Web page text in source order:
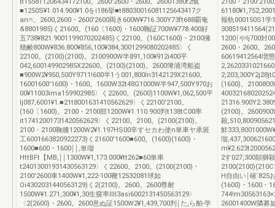
B155811206434172100。2600'2600・2600。26001380f2慨
■1250S¥1.014.900¥1.0をi186挙■t88030016081125643417ク
an∩。2600,2600・2600'2600両き600W¥716.300Y73ft688覇奄
&8801985)く21600。(160〔1600)・1600鞠証700W¥778.400好
五738¥821.9001199070202485)く22100。(160C1600)・2100擁
穂鹸800W¥836.800¥856,100¥384,3001299080202485〉く
22100。(2100)(2100)。2100900W半891,100¥912i400平
042,600149902985X22600。(2100)(2100)。2600簿浦湾船盗
■900W2¥950,500Y9711!600半1う001,800ln3142129X21600。
16001600'1600)・1600。1600W32t48G1000W半947,500Y970お
00¥11003ima159902985〉く22600。(2600)1100W¥1,062,500平
lj087,6001¥1.■21t8001631410562629〉く22100'2100。
(160〔1600)。2100・2100部1200W¥1.110.900判t138tC00率
it17412001731420562629〉く22100。2100。(2100(2100)。
2100・2100鞠膝1200W2¥1.197HS00辛すセカわ使n単車ヤ承斑
工6001663820922273)く21600'1600■600。(1600)(1600)・
1600■600・1600￨￨,単瑠
HttBFt【MB,￨￨1300W¥1,173.000¥tt262■60単車
t24013001931430563129〉く22600。2100。(2100(2100)・
2100'2600車1400W¥1,222‐100鞭12532081球如
Oi4302031440563129)く2(2100)。2600。2600尊耐
1500W¥1.271,300¥1,30生窺率lⅢ3asi6002131450563129〉
〈2(2600)・2600。2600意ぬ証1500W2¥1,439,700判￨た,ら舶‐学
2100・
報軌000150S1学
1200￨やlj700対
2600・2600。
60619412564増
(1600)。
(2100)。
殺
鮮
瑠
2す027,300顛獅
H自由い￨確`825
(1600)・1600・
26001400W隣募